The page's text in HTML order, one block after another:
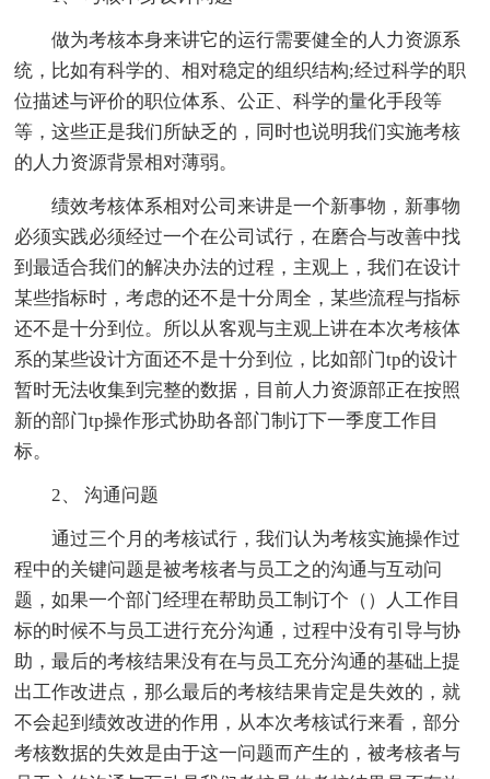
做为考核本身来讲它的运行需要健全的人力资源系
统，比如有科学的、相对稳定的组织结构;经过科学的职
位描述与评价的职位体系、公正、科学的量化手段等
等，这些正是我们所缺乏的，同时也说明我们实施考核
的人力资源背景相对薄弱。
绩效考核体系相对公司来讲是一个新事物，新事物
必须实践必须经过一个在公司试行，在磨合与改善中找
到最适合我们的解决办法的过程，主观上，我们在设计
某些指标时，考虑的还不是十分周全，某些流程与指标
还不是十分到位。所以从客观与主观上讲在本次考核体
系的某些设计方面还不是十分到位，比如部门tp的设计
暂时无法收集到完整的数据，目前人力资源部正在按照
新的部门tp操作形式协助各部门制订下一季度工作目
标。
2、 沟通问题
通过三个月的考核试行，我们认为考核实施操作过
程中的关键问题是被考核者与员工之的沟通与互动问
题，如果一个部门经理在帮助员工制订个（）人工作目
标的时候不与员工进行充分沟通，过程中没有引导与协
助，最后的考核结果没有在与员工充分沟通的基础上提
出工作改进点，那么最后的考核结果肯定是失效的，就
不会起到绩效改进的作用，从本次考核试行来看，部分
考核数据的失效是由于这一问题而产生的，被考核者与